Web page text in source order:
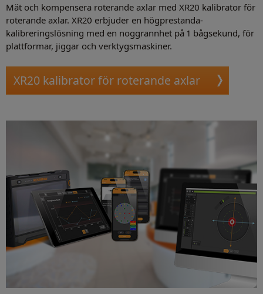
Mät och kompensera roterande axlar med XR20 kalibrator för
roterande axlar. XR20 erbjuder en högprestanda-
kalibreringslösning med en noggrannhet på 1 bågsekund, för
plattformar, jiggar och verktygsmaskiner.
XR20 kalibrator för roterande axlar